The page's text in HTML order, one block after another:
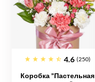
4.6 (250)
Коробка "Пастельная